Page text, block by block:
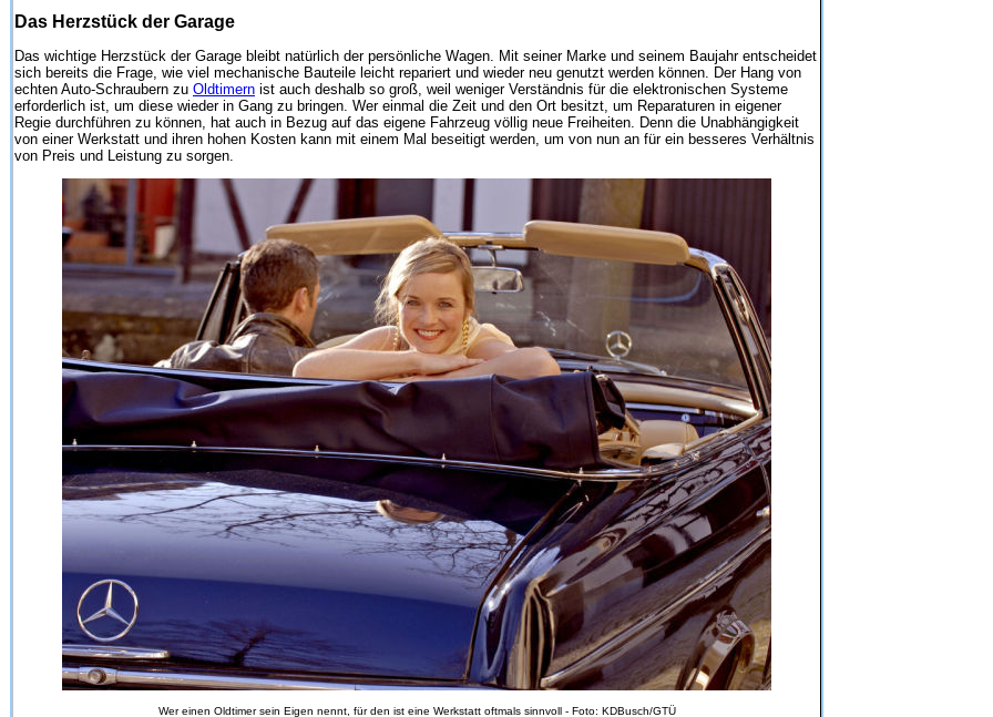
Das Herzstück der Garage
Das wichtige Herzstück der Garage bleibt natürlich der persönliche Wagen. Mit seiner Marke und seinem Baujahr entscheidet
sich bereits die Frage, wie viel mechanische Bauteile leicht repariert und wieder neu genutzt werden können. Der Hang von
echten Auto-Schraubern zu Oldtimern ist auch deshalb so groß, weil weniger Verständnis für die elektronischen Systeme
erforderlich ist, um diese wieder in Gang zu bringen. Wer einmal die Zeit und den Ort besitzt, um Reparaturen in eigener
Regie durchführen zu können, hat auch in Bezug auf das eigene Fahrzeug völlig neue Freiheiten. Denn die Unabhängigkeit
von einer Werkstatt und ihren hohen Kosten kann mit einem Mal beseitigt werden, um von nun an für ein besseres Verhältnis
von Preis und Leistung zu sorgen.
Wer einen Oldtimer sein Eigen nennt, für den ist eine Werkstatt oftmals sinnvoll - Foto: KDBusch/GTÜ